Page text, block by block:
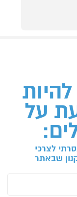
על
לצרכי
שבאתר